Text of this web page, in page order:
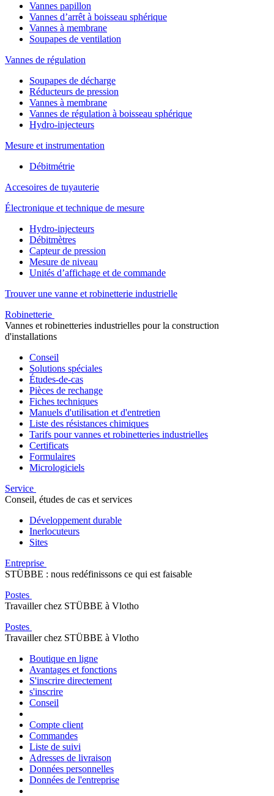
Vannes papillon
Vannes d’arrêt à boisseau sphérique
Vannes à membrane
Soupapes de ventilation
Vannes de régulation
Soupapes de décharge
Réducteurs de pression
Vannes à membrane
Vannes de régulation à boisseau sphérique
Hydro-injecteurs
Mesure et instrumentation
Débitmétrie
Accesoires de tuyauterie
Électronique et technique de mesure
Hydro-injecteurs
Débitmètres
Capteur de pression
Mesure de niveau
Unités d’affichage et de commande
Trouver une vanne et robinetterie industrielle
Robinetterie
Vannes et robinetteries industrielles pour la construction
d'installations
Conseil
Solutions spéciales
Études-de-cas
Pièces de rechange
Fiches techniques
Manuels d'utilisation et d'entretien
Liste des résistances chimiques
Tarifs pour vannes et robinetteries industrielles
Certificats
Formulaires
Micrologiciels
Service
Conseil, études de cas et services
Développement durable
Inerlocuteurs
Sites
Entreprise
STÜBBE : nous redéfinissons ce qui est faisable
Postes
Travailler chez STÜBBE à Vlotho
Postes
Travailler chez STÜBBE à Vlotho
Boutique en ligne
Avantages et fonctions
S'inscrire directement
s'inscrire
Conseil
Compte client
Commandes
Liste de suivi
Adresses de livraison
Données personnelles
Données de l'entreprise